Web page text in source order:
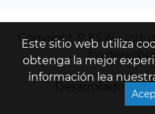
Copyright © KSW -
los
Desarrollado por:
Este sitio web utiliza
obtenga la mejor
información lea